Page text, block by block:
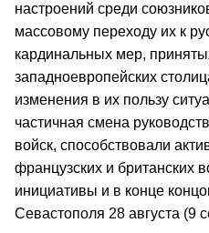
настроений среди
массовому переходу их к
кардинальных мер,
западноевропейских
изменения в их пользу
частичная смена
войск, способствовали
французских и британских
инициативы и в конце
Севастополя 28 августа (9